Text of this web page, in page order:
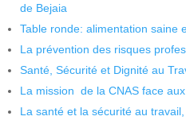
de Bejaia
Table ronde: alimentation saine
La prévention des risques
Santé, Sécurité et Dignité au
La mission de la CNAS face
La santé et la sécurité au